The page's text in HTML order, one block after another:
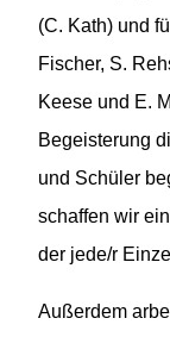
(C. Kath) und
Fischer, S.
Keese und E.
Begeisterung
und Schüler
schaffen wir
der jede/r
Außerdem